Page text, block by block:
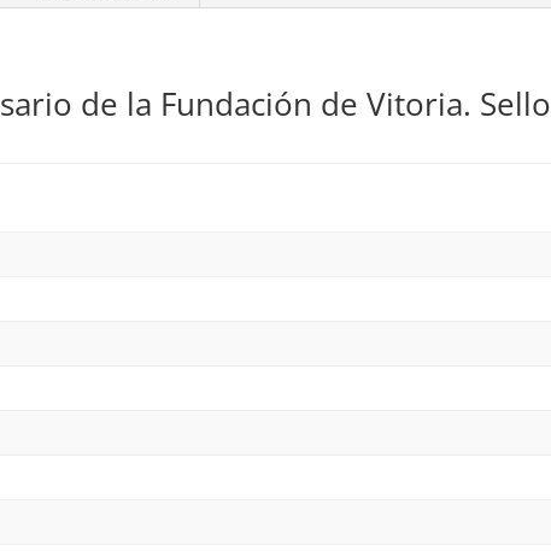
de la Fundación de Vitoria. Sello